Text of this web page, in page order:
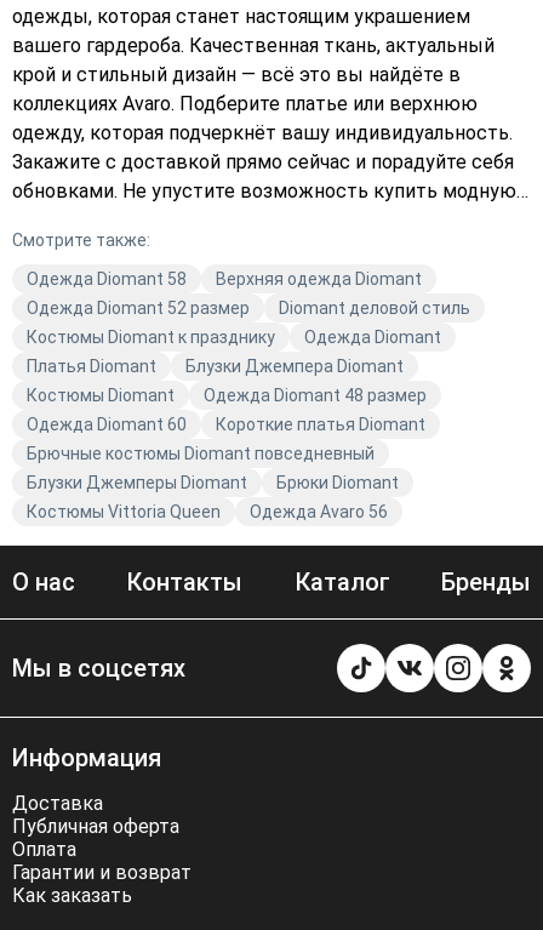
одежды, которая станет настоящим украшением
вашего гардероба. Качественная ткань, актуальный
крой и стильный дизайн — всё это вы найдёте в
коллекциях Avaro. Подберите платье или верхнюю
одежду, которая подчеркнёт вашу индивидуальность.
Закажите с доставкой прямо сейчас и порадуйте себя
обновками. Не упустите возможность купить модную
оформите заказ уже сегодня!
Смотрите также:
Одежда Diomant 58
Верхняя одежда Diomant
Одежда Diomant 52 размер
Diomant деловой стиль
Костюмы Diomant к празднику
Одежда Diomant
Платья Diomant
Блузки Джемпера Diomant
Костюмы Diomant
Одежда Diomant 48 размер
Одежда Diomant 60
Короткие платья Diomant
Брючные костюмы Diomant повседневный
Блузки Джемперы Diomant
Брюки Diomant
Костюмы Vittoria Queen
Одежда Avaro 56
О нас Контакты Каталог Бренды
Мы в соцсетях
Информация
Доставка
Публичная оферта
Оплата
Гарантии и возврат
Как заказать